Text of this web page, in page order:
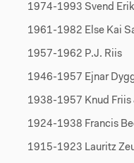
1974-1993 Svend
1961-1982 Else Kai
1957-1962 P.J. Riis
1946-1957 Ejnar
1938-1957 Knud Friis
1924-1938 Francis
1915-1923 Lauritz